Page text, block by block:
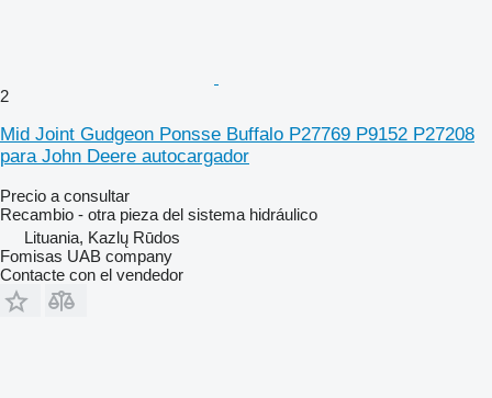
2
Mid Joint Gudgeon Ponsse Buffalo P27769 P9152 P27208
para John Deere autocargador
Precio a consultar
Recambio - otra pieza del sistema hidráulico
Lituania, Kazlų Rūdos
Fomisas UAB company
Contacte con el vendedor